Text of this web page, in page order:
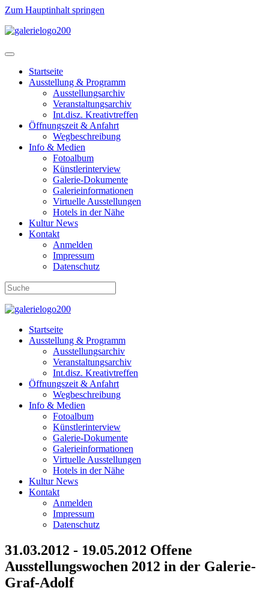
Zum Hauptinhalt springen
Startseite
Ausstellung & Programm
Ausstellungsarchiv
Veranstaltungsarchiv
Int.disz. Kreativtreffen
Öffnungszeit & Anfahrt
Wegbeschreibung
Info & Medien
Fotoalbum
Künstlerinterview
Galerie-Dokumente
Galerieinformationen
Virtuelle Ausstellungen
Hotels in der Nähe
Kultur News
Kontakt
Anmelden
Impressum
Datenschutz
Startseite
Ausstellung & Programm
Ausstellungsarchiv
Veranstaltungsarchiv
Int.disz. Kreativtreffen
Öffnungszeit & Anfahrt
Wegbeschreibung
Info & Medien
Fotoalbum
Künstlerinterview
Galerie-Dokumente
Galerieinformationen
Virtuelle Ausstellungen
Hotels in der Nähe
Kultur News
Kontakt
Anmelden
Impressum
Datenschutz
31.03.2012 - 19.05.2012 Offene
Ausstellungswochen 2012 in der Galerie-
Graf-Adolf